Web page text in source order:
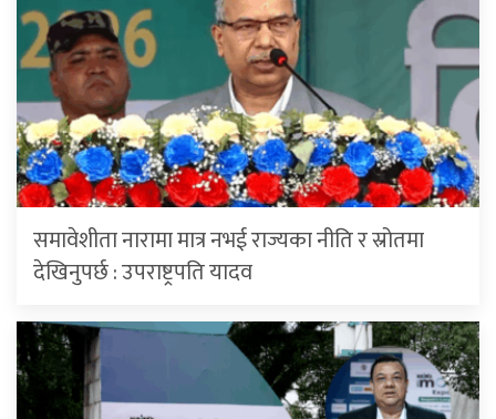
समावेशीता नारामा मात्र नभई राज्यका नीति र स्रोतमा
देखिनुपर्छ : उपराष्ट्रपति यादव